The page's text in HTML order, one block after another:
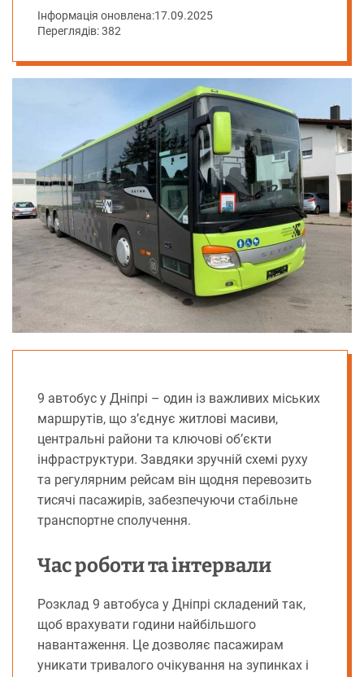
Інформація оновлена:17.09.2025
Переглядів: 382
9 автобус у Дніпрі – один із важливих міських
маршрутів, що з’єднує житлові масиви,
центральні райони та ключові об’єкти
інфраструктури. Завдяки зручній схемі руху
та регулярним рейсам він щодня перевозить
тисячі пасажирів, забезпечуючи стабільне
транспортне сполучення.
Час роботи та інтервали
Розклад 9 автобуса у Дніпрі складений так,
щоб врахувати години найбільшого
навантаження. Це дозволяє пасажирам
уникати тривалого очікування на зупинках і